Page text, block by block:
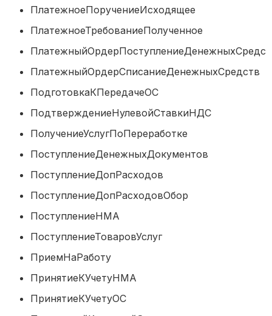
ПлатежноеПоручениеИсходящее
ПлатежноеТребованиеПолученное
ПодготовкаКПередачеОС
ПолучениеУслугПоПереработке
ПоступлениеДенежныхДокументов
ПоступлениеДопРасходов
ПоступлениеДопРасходовОбор
ПоступлениеНМА
ПоступлениеТоваровУслуг
ПриемНаРаботу
ПринятиеКУчетуНМА
ПринятиеКУчетуОС